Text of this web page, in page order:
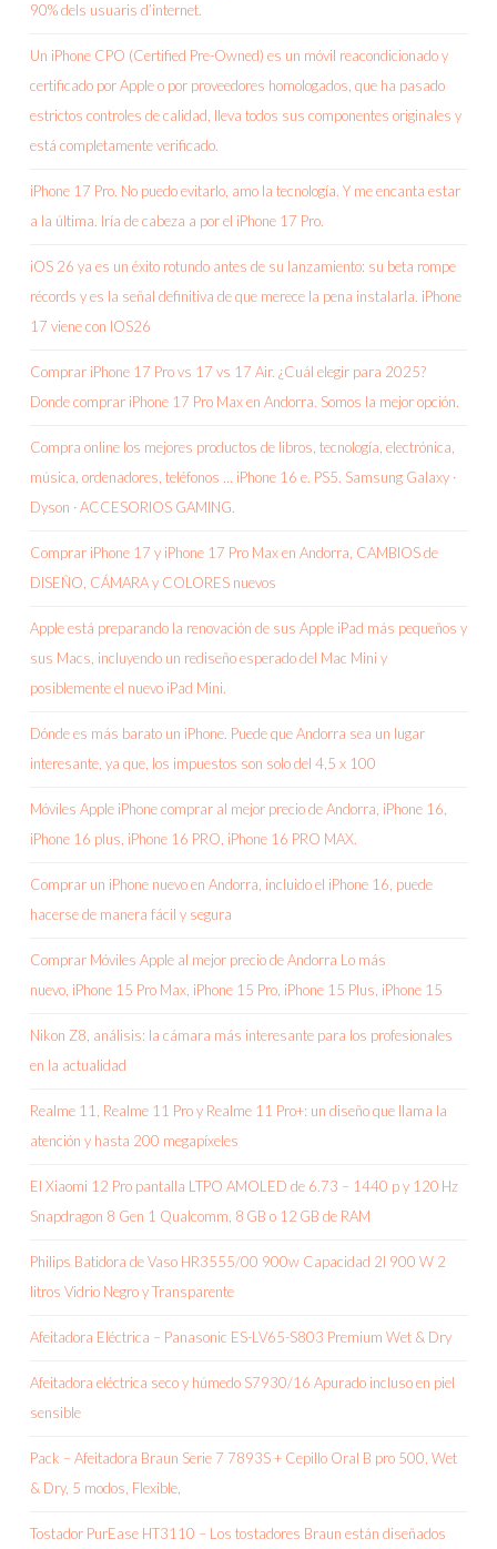
90% dels usuaris d’internet.
Un iPhone CPO (Certified Pre-Owned) es un móvil reacondicionado y
certificado por Apple o por proveedores homologados, que ha pasado
estrictos controles de calidad, lleva todos sus componentes originales y
está completamente verificado.
iPhone 17 Pro. No puedo evitarlo, amo la tecnología. Y me encanta estar
a la última. Iría de cabeza a por el iPhone 17 Pro.
iOS 26 ya es un éxito rotundo antes de su lanzamiento: su beta rompe
récords y es la señal definitiva de que merece la pena instalarla. iPhone
17 viene con IOS26
Comprar iPhone 17 Pro vs 17 vs 17 Air. ¿Cuál elegir para 2025?
Donde comprar iPhone 17 Pro Max en Andorra. Somos la mejor opción.
Compra online los mejores productos de libros, tecnología, electrónica,
música, ordenadores, teléfonos … iPhone 16 e. PS5. Samsung Galaxy ·
Dyson · ACCESORIOS GAMING.
Comprar iPhone 17 y iPhone 17 Pro Max en Andorra, CAMBIOS de
DISEÑO, CÁMARA y COLORES nuevos
Apple está preparando la renovación de sus Apple iPad más pequeños y
sus Macs, incluyendo un rediseño esperado del Mac Mini y
posiblemente el nuevo iPad Mini.
Dónde es más barato un iPhone. Puede que Andorra sea un lugar
interesante, ya que, los impuestos son solo del 4,5 x 100
Móviles Apple iPhone comprar al mejor precio de Andorra, iPhone 16,
iPhone 16 plus, iPhone 16 PRO, iPhone 16 PRO MAX.
Comprar un iPhone nuevo en Andorra, incluido el iPhone 16, puede
hacerse de manera fácil y segura
Comprar Móviles Apple al mejor precio de Andorra Lo más
nuevo, iPhone 15 Pro Max, iPhone 15 Pro, iPhone 15 Plus, iPhone 15
Nikon Z8, análisis: la cámara más interesante para los profesionales
en la actualidad
Realme 11, Realme 11 Pro y Realme 11 Pro+: un diseño que llama la
atención y hasta 200 megapíxeles
El Xiaomi 12 Pro pantalla LTPO AMOLED de 6.73 – 1440 p y 120 Hz
Snapdragon 8 Gen 1 Qualcomm, 8 GB o 12 GB de RAM
Philips Batidora de Vaso HR3555/00 900w Capacidad 2l 900 W 2
litros Vidrio Negro y Transparente
Afeitadora Eléctrica – Panasonic ES-LV65-S803 Premium Wet & Dry
Afeitadora eléctrica seco y húmedo S7930/16 Apurado incluso en piel
sensible
Pack – Afeitadora Braun Serie 7 7893S + Cepillo Oral B pro 500, Wet
& Dry, 5 modos, Flexible,
Tostador PurEase HT3110 – Los tostadores Braun están diseñados